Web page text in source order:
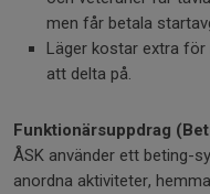
men får betala
Läger kostar extra för
att delta på.
Funktionärsuppdrag
ÅSK använder ett beting-
anordna aktiviteter,